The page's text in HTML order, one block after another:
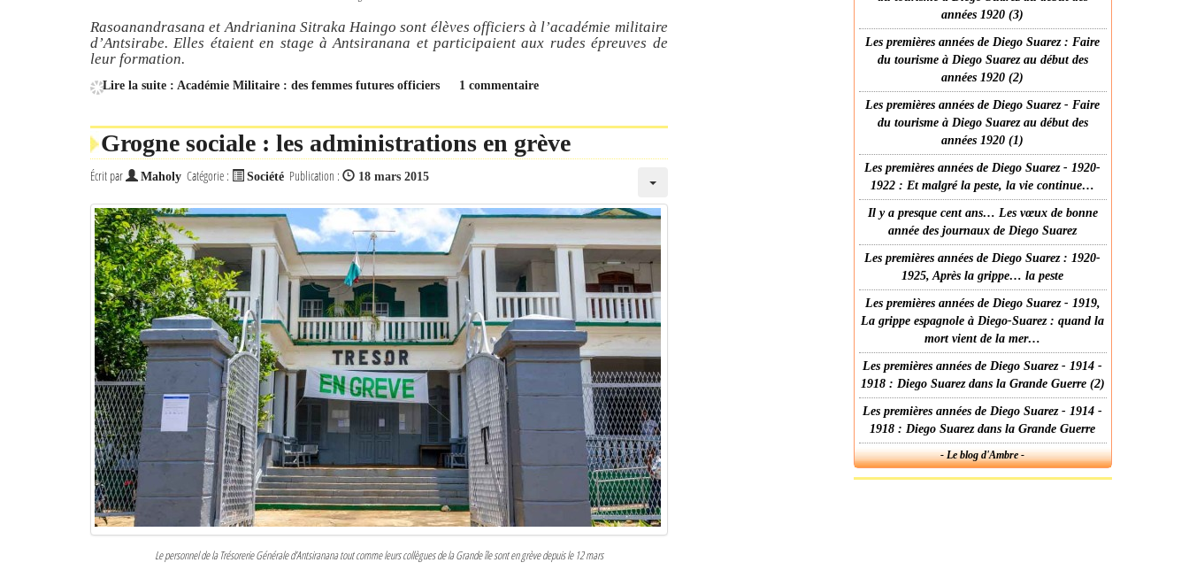
Rasoanandrasana et Andrianina Sitraka Haingo sont élèves officiers à l’académie militaire
d’Antsirabe. Elles étaient en stage à Antsiranana et participaient aux rudes épreuves de
leur formation.
Lire la suite : Académie Militaire : des femmes futures officiers 1 commentaire
Grogne sociale : les administrations en grève
Écrit par Maholy Catégorie : Société Publication : 18 mars 2015
Le personnel de la Trésorerie Générale d’Antsiranana tout comme leurs collègues de la Grande île sont en grève depuis le 12 mars
années 1920 (3)
Les premières années de Diego Suarez : Faire
du tourisme à Diego Suarez au début des
années 1920 (2)
Les premières années de Diego Suarez - Faire
du tourisme à Diego Suarez au début des
années 1920 (1)
Les premières années de Diego Suarez - 1920-
1922 : Et malgré la peste, la vie continue…
Il y a presque cent ans… Les vœux de bonne
année des journaux de Diego Suarez
Les premières années de Diego Suarez : 1920-
1925, Après la grippe… la peste
Les premières années de Diego Suarez - 1919,
La grippe espagnole à Diego-Suarez : quand la
mort vient de la mer…
Les premières années de Diego Suarez - 1914 -
1918 : Diego Suarez dans la Grande Guerre (2)
Les premières années de Diego Suarez - 1914 -
1918 : Diego Suarez dans la Grande Guerre
- Le blog d'Ambre -